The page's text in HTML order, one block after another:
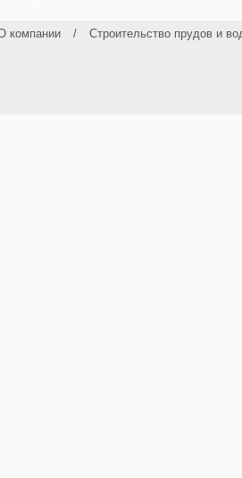
компании / Строительство прудов и